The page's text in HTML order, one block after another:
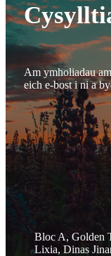
Am ymholiadau
eich e-bost i ni a
Bloc A, Golden
Lixia, Dinas